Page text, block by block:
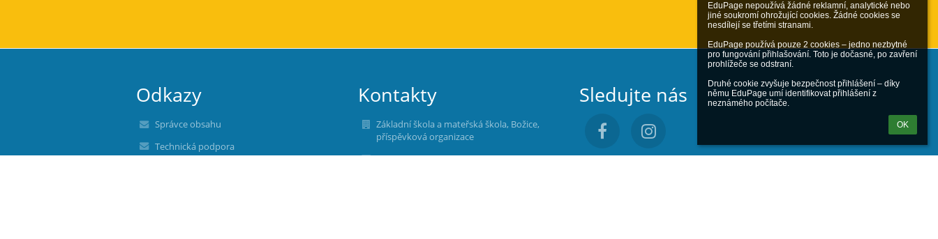
EduPage nepoužívá žádné reklamní, analytické nebo
jiné soukromí ohrožující cookies. Žádné cookies se
nesdílejí se třetími stranami.
EduPage používá pouze 2 cookies – jedno nezbytné
pro fungování přihlašování. Toto je dočasné, po zavření
prohlížeče se odstraní.
Druhé cookie zvyšuje bezpečnost přihlášení – díky
němu EduPage umí identifikovat přihlášení z
neznámého počítače.
OK
Odkazy
Správce obsahu
Technická podpora
Kontakty
Základní škola a mateřská škola, Božice,
příspěvková organizace
info@zsbozice.cz
Sledujte nás